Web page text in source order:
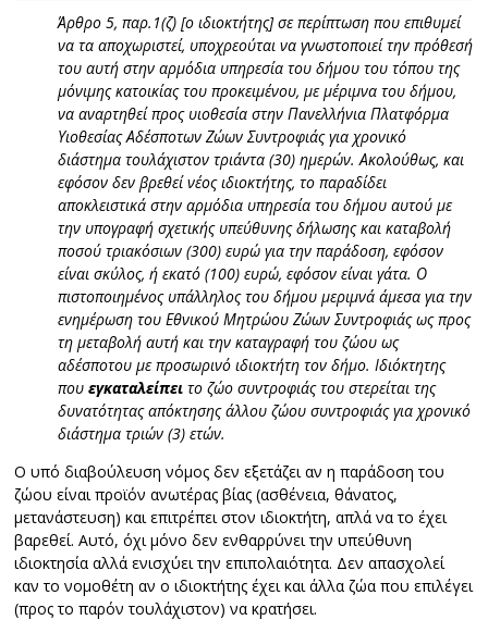
Άρθρο 5, παρ.1(ζ) [ο ιδιοκτήτης] σε περίπτωση που επιθυμεί
να τα αποχωριστεί, υποχρεούται να γνωστοποιεί την πρόθεσή
του αυτή στην αρμόδια υπηρεσία του δήμου του τόπου της
μόνιμης κατοικίας του προκειμένου, με μέριμνα του δήμου,
να αναρτηθεί προς υιοθεσία στην Πανελλήνια Πλατφόρμα
Υιοθεσίας Αδέσποτων Ζώων Συντροφιάς για χρονικό
διάστημα τουλάχιστον τριάντα (30) ημερών. Ακολούθως, και
εφόσον δεν βρεθεί νέος ιδιοκτήτης, το παραδίδει
αποκλειστικά στην αρμόδια υπηρεσία του δήμου αυτού με
την υπογραφή σχετικής υπεύθυνης δήλωσης και καταβολή
ποσού τριακόσιων (300) ευρώ για την παράδοση, εφόσον
είναι σκύλος, ή εκατό (100) ευρώ, εφόσον είναι γάτα. Ο
πιστοποιημένος υπάλληλος του δήμου μεριμνά άμεσα για την
ενημέρωση του Εθνικού Μητρώου Ζώων Συντροφιάς ως προς
τη μεταβολή αυτή και την καταγραφή του ζώου ως
αδέσποτου με προσωρινό ιδιοκτήτη τον δήμο. Ιδιόκτητης
πουεγκαταλείπει το ζώο συντροφιάς του στερείται της
δυνατότητας απόκτησης άλλου ζώου συντροφιάς για χρονικό
διάστημα τριών (3) ετών.
Ο υπό διαβούλευση νόμος δεν εξετάζει αν η παράδοση του
ζώου είναι προϊόν ανωτέρας βίας (ασθένεια, θάνατος,
μετανάστευση) και επιτρέπει στον ιδιοκτήτη, απλά να το έχει
βαρεθεί. Αυτό, όχι μόνο δεν ενθαρρύνει την υπεύθυνη
ιδιοκτησία αλλά ενισχύει την επιπολαιότητα. Δεν απασχολεί
καν το νομοθέτη αν ο ιδιοκτήτης έχει και άλλα ζώα που επιλέγει
(προς το παρόν τουλάχιστον) να κρατήσει.